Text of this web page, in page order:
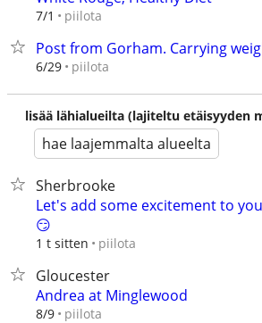
7/1 piilota
Post from Gorham. Carrying
6/29 piilota
lisää lähialueilta (lajiteltu etäisyyden
hae laajemmalta alueelta
Sherbrooke
Let's add some excitement to
😏
1 t sitten piilota
Gloucester
Andrea at Minglewood
8/9 piilota